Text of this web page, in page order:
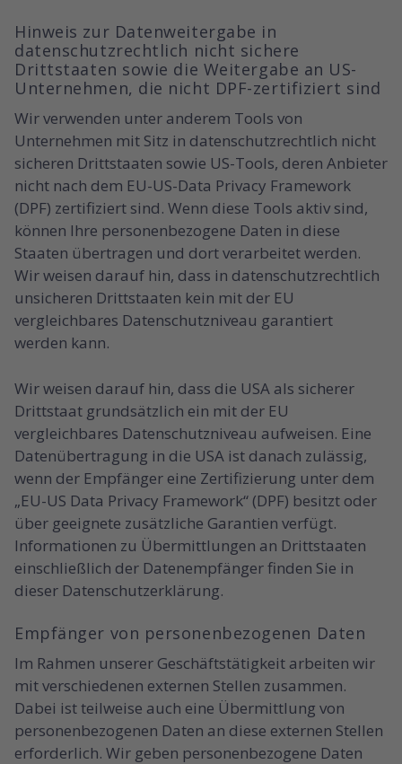
Hinweis zur Datenweitergabe in
datenschutzrechtlich nicht sichere
Drittstaaten sowie die Weitergabe an US-
Unternehmen, die nicht DPF-zertifiziert sind
Wir verwenden unter anderem Tools von
Unternehmen mit Sitz in datenschutzrechtlich nicht
sicheren Drittstaaten sowie US-Tools, deren Anbieter
nicht nach dem EU-US-Data Privacy Framework
(DPF) zertifiziert sind. Wenn diese Tools aktiv sind,
können Ihre personenbezogene Daten in diese
Staaten übertragen und dort verarbeitet werden.
Wir weisen darauf hin, dass in datenschutzrechtlich
unsicheren Drittstaaten kein mit der EU
vergleichbares Datenschutzniveau garantiert
werden kann.
Wir weisen darauf hin, dass die USA als sicherer
Drittstaat grundsätzlich ein mit der EU
vergleichbares Datenschutzniveau aufweisen. Eine
Datenübertragung in die USA ist danach zulässig,
wenn der Empfänger eine Zertifizierung unter dem
„EU-US Data Privacy Framework“ (DPF) besitzt oder
über geeignete zusätzliche Garantien verfügt.
Informationen zu Übermittlungen an Drittstaaten
einschließlich der Datenempfänger finden Sie in
dieser Datenschutzerklärung.
Empfänger von personenbezogenen Daten
Im Rahmen unserer Geschäftstätigkeit arbeiten wir
mit verschiedenen externen Stellen zusammen.
Dabei ist teilweise auch eine Übermittlung von
personenbezogenen Daten an diese externen Stellen
erforderlich. Wir geben personenbezogene Daten